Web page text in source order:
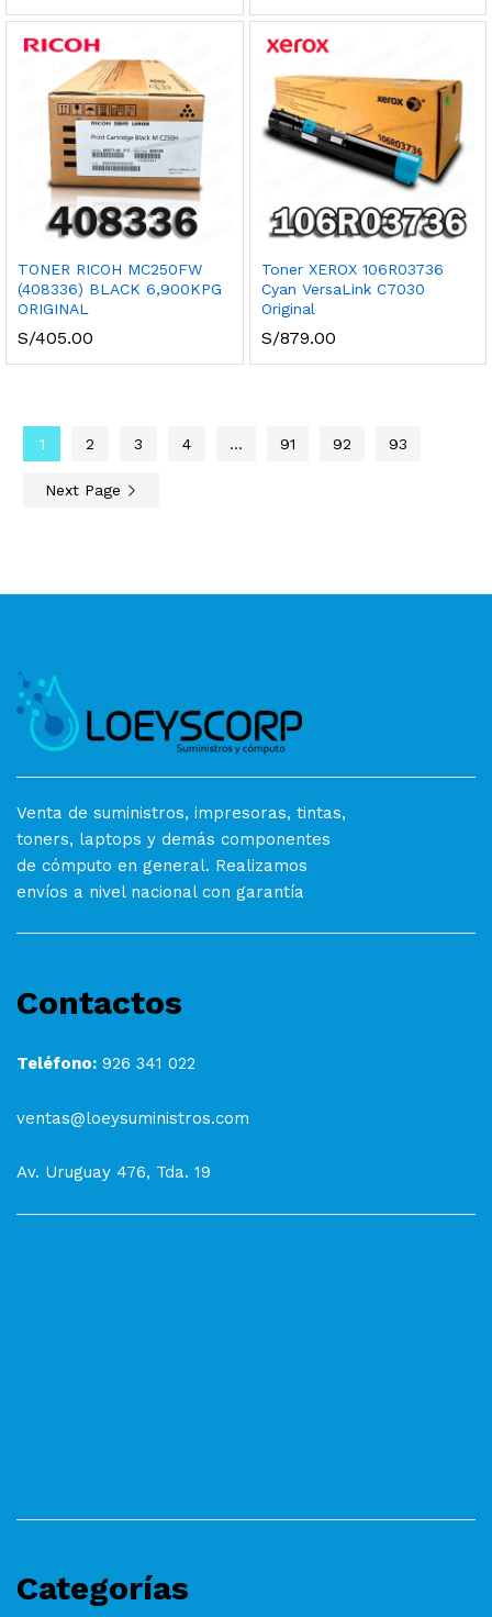
TONER RICOH MC250FW
(408336) BLACK 6,900KPG
ORIGINAL
S/405.00
Toner XEROX 106R03736
Cyan VersaLink C7030
Original
S/879.00
1 2 3 4 … 91 92 93
Next Page
Venta de suministros, impresoras, tintas,
toners, laptops y demás componentes
de cómputo en general. Realizamos
envíos a nivel nacional con garantía
Contactos
Teléfono: 926 341 022
ventas@loeysuministros.com
Av. Uruguay 476, Tda. 19
Categorías